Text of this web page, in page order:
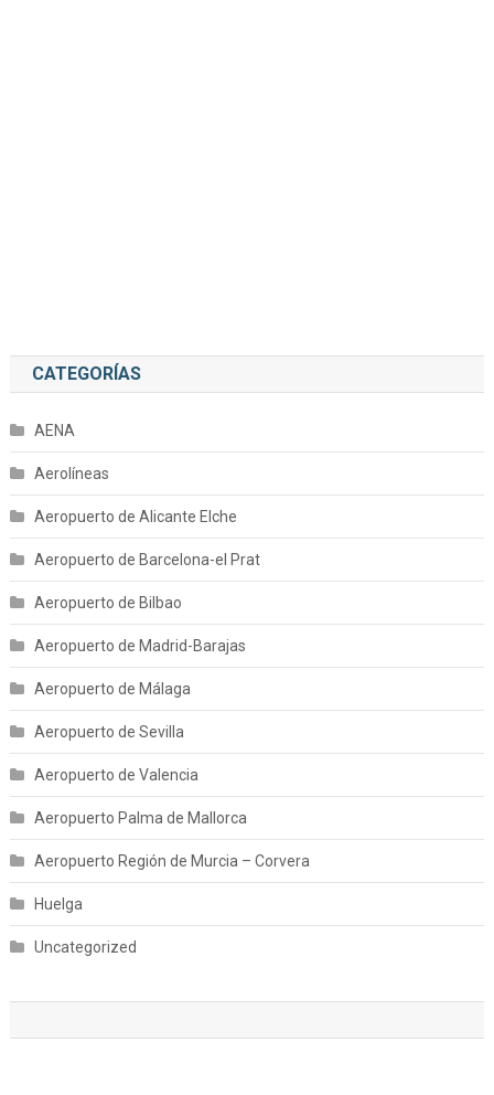
CATEGORÍAS
AENA
Aerolíneas
Aeropuerto de Alicante Elche
Aeropuerto de Barcelona-el Prat
Aeropuerto de Bilbao
Aeropuerto de Madrid-Barajas
Aeropuerto de Málaga
Aeropuerto de Sevilla
Aeropuerto de Valencia
Aeropuerto Palma de Mallorca
Aeropuerto Región de Murcia – Corvera
Huelga
Uncategorized